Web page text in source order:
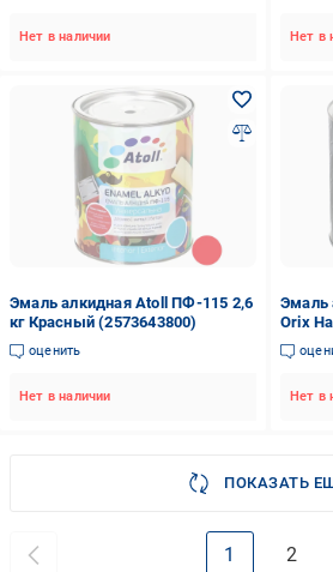
Нет в наличии Нет в
Эмаль алкидная Atoll ПФ-115 2,6
кг Красный (2573643800)
оценить
Нет в наличии
Эмаль
Orix
Нет в
ПОКАЗАТЬ
1 2